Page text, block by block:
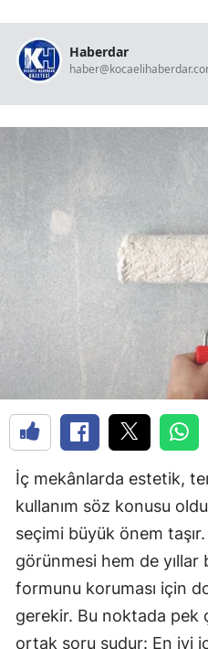
Haberdar
İç mekânlarda estetik,
kullanım söz konusu
seçimi büyük önem
görünmesi hem de
formunu koruması için
gerekir. Bu noktada pek
ortak soru şudur: En iyi